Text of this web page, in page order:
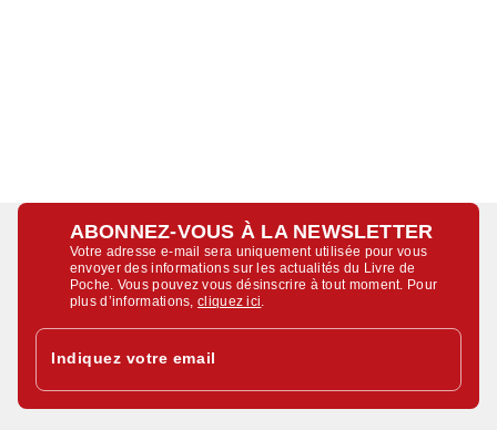
ABONNEZ-VOUS À LA NEWSLETTER
Votre adresse e-mail sera uniquement utilisée pour vous
envoyer des informations sur les actualités du Livre de
Poche. Vous pouvez vous désinscrire à tout moment. Pour
plus d’informations,cliquez ici
Indiquez votre email